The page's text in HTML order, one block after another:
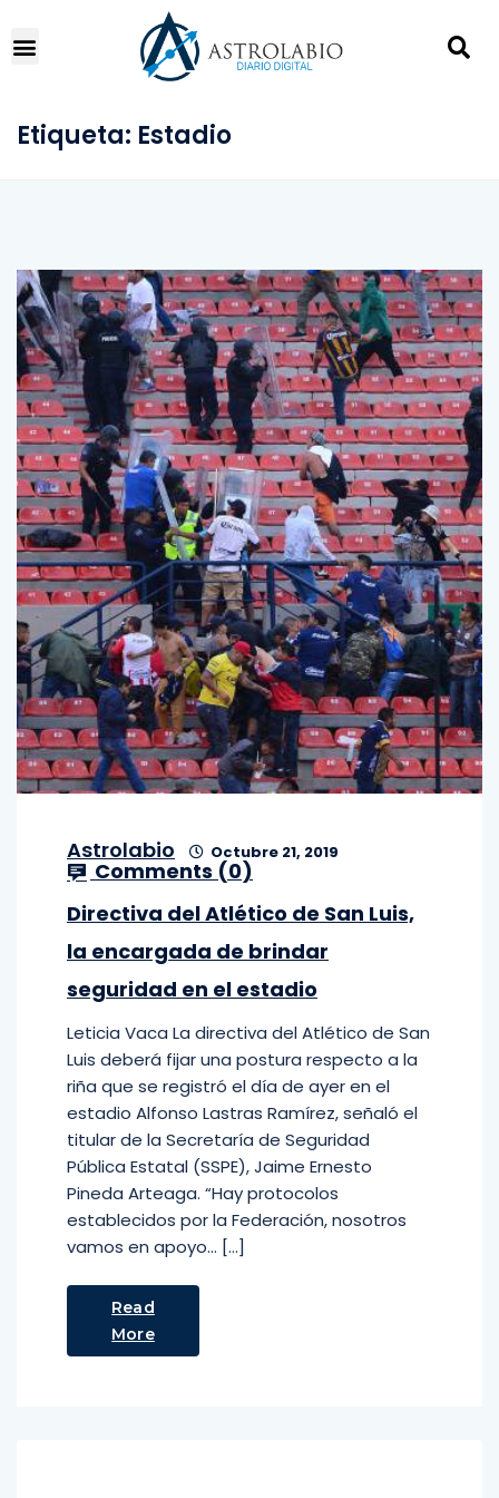
Etiqueta: Estadio
Astrolabio Octubre 21, 2019
Comments (0)
Directiva del Atlético de San Luis,
la encargada de brindar
seguridad en el estadio
Leticia Vaca La directiva del Atlético de San
Luis deberá fijar una postura respecto a la
riña que se registró el día de ayer en el
estadio Alfonso Lastras Ramírez, señaló el
titular de la Secretaría de Seguridad
Pública Estatal (SSPE), Jaime Ernesto
Pineda Arteaga. “Hay protocolos
establecidos por la Federación, nosotros
vamos en apoyo… […]
Read
More